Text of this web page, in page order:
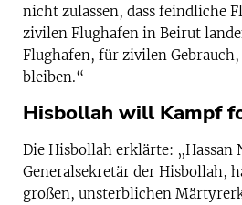
nicht zulassen, dass feindliche
zivilen Flughafen in Beirut
Flughafen, für zivilen Gebrauch,
bleiben.“
Hisbollah will Kampf
Die Hisbollah erklärte: „Hassan
Generalsekretär der Hisbollah,
großen, unsterblichen